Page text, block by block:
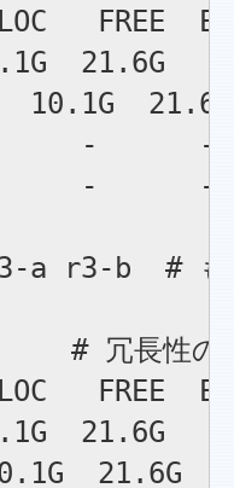
FREE
21.6G
10.1G
-      -
-      -
b  # もうい
冗長性の無
FREE
21.6G